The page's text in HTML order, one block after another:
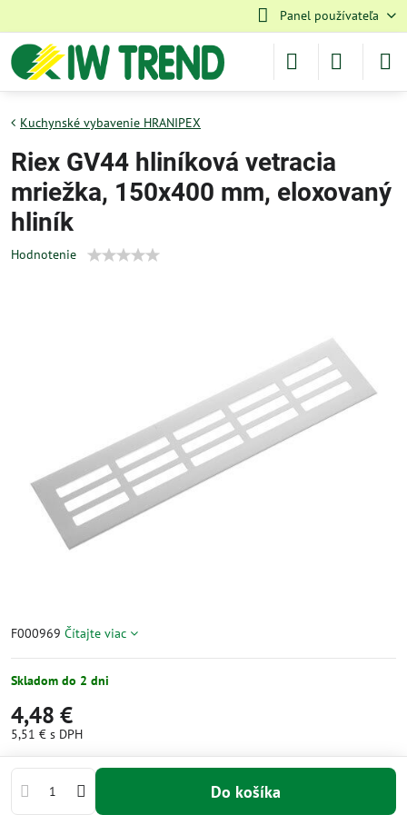
Panel používateľa
Kuchynské vybavenie HRANIPEX
Riex GV44 hliníková vetracia
mriežka, 150x400 mm, eloxovaný
hliník
Hodnotenie
F000969 Čítajte viac
Skladom do 2 dni
4,48 €
5,51 € s DPH
Do košíka